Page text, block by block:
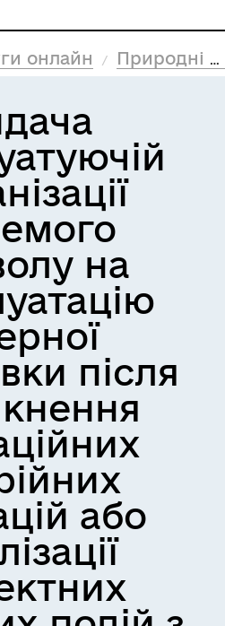
онлайн Природні ресурси та екологія
на
після
або